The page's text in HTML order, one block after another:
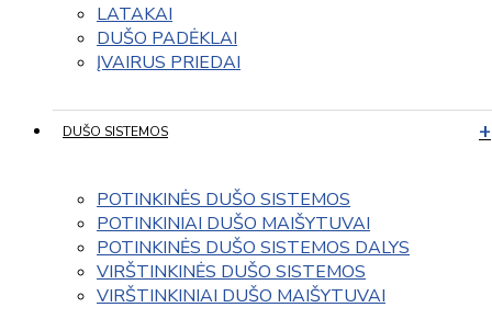
LATAKAI
DUŠO PADĖKLAI
ĮVAIRUS PRIEDAI
DUŠO SISTEMOS
POTINKINĖS DUŠO SISTEMOS
POTINKINIAI DUŠO MAIŠYTUVAI
POTINKINĖS DUŠO SISTEMOS DALYS
VIRŠTINKINĖS DUŠO SISTEMOS
VIRŠTINKINIAI DUŠO MAIŠYTUVAI